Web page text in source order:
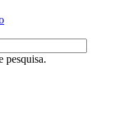
pesquisa.